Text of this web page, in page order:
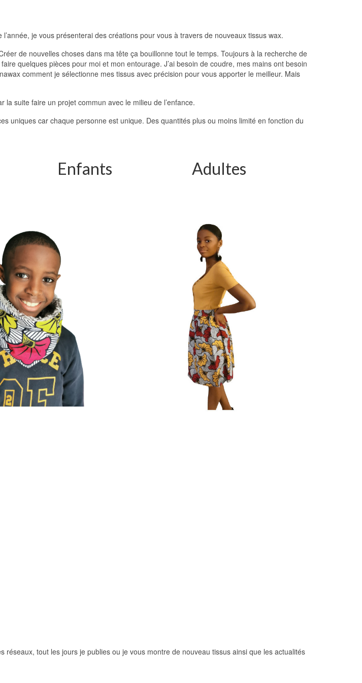
je vous présenterai des créations pour vous à travers de nouveaux tissus wax.
de nouvelles choses dans ma tête ça bouillonne tout le temps. Toujours à la recherche de
quelques pièces pour moi et mon entourage. J’ai besoin de coudre, mes mains ont besoin
comment je sélectionne mes tissus avec précision pour vous apporter le meilleur. Mais
suite faire un projet commun avec le milieu de l’enfance.
uniques car chaque personne est unique. Des quantités plus ou moins limité en fonction du
Enfants Adultes
réseaux, tout les jours je publies ou je vous montre de nouveau tissus ainsi que les actualités